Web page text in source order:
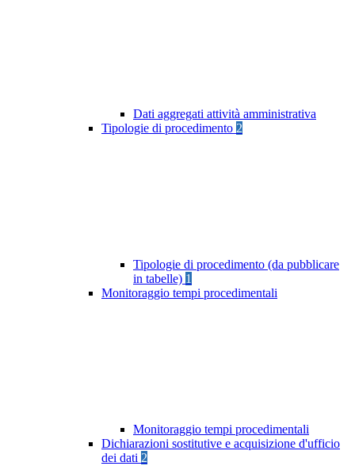
Dati aggregati attività amministrativa
Tipologie di procedimento 2
Tipologie di procedimento (da pubblicare
in tabelle) 1
Monitoraggio tempi procedimentali
Monitoraggio tempi procedimentali
Dichiarazioni sostitutive e acquisizione d'ufficio
dei dati 2